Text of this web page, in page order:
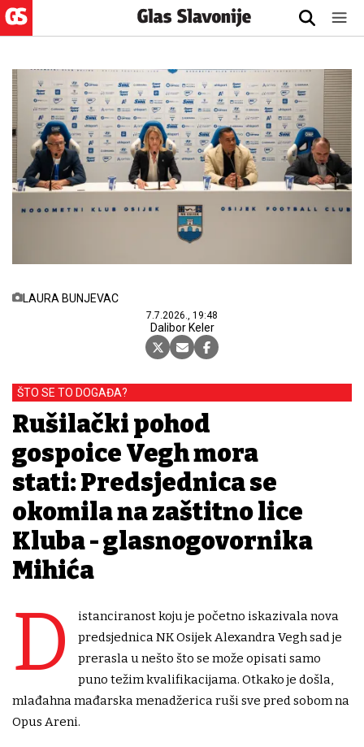
LAURA BUNJEVAC
7.7.2026., 19:48
Dalibor Keler
ŠTO SE TO DOGAĐA?
Rušilački pohod
gospođice Vegh mora
stati: Predsjednica se
okomila na zaštitno lice
Kluba - glasnogovornika
Mihića
D
istanciranost koju je početno iskazivala nova
predsjednica NK Osijek Alexandra Vegh sad je
prerasla u nešto što se može opisati samo
puno težim kvalifikacijama. Otkako je došla,
mlađahna mađarska menadžerica ruši sve pred sobom na
Opus Areni.